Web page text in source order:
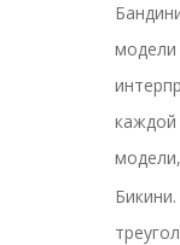
модели